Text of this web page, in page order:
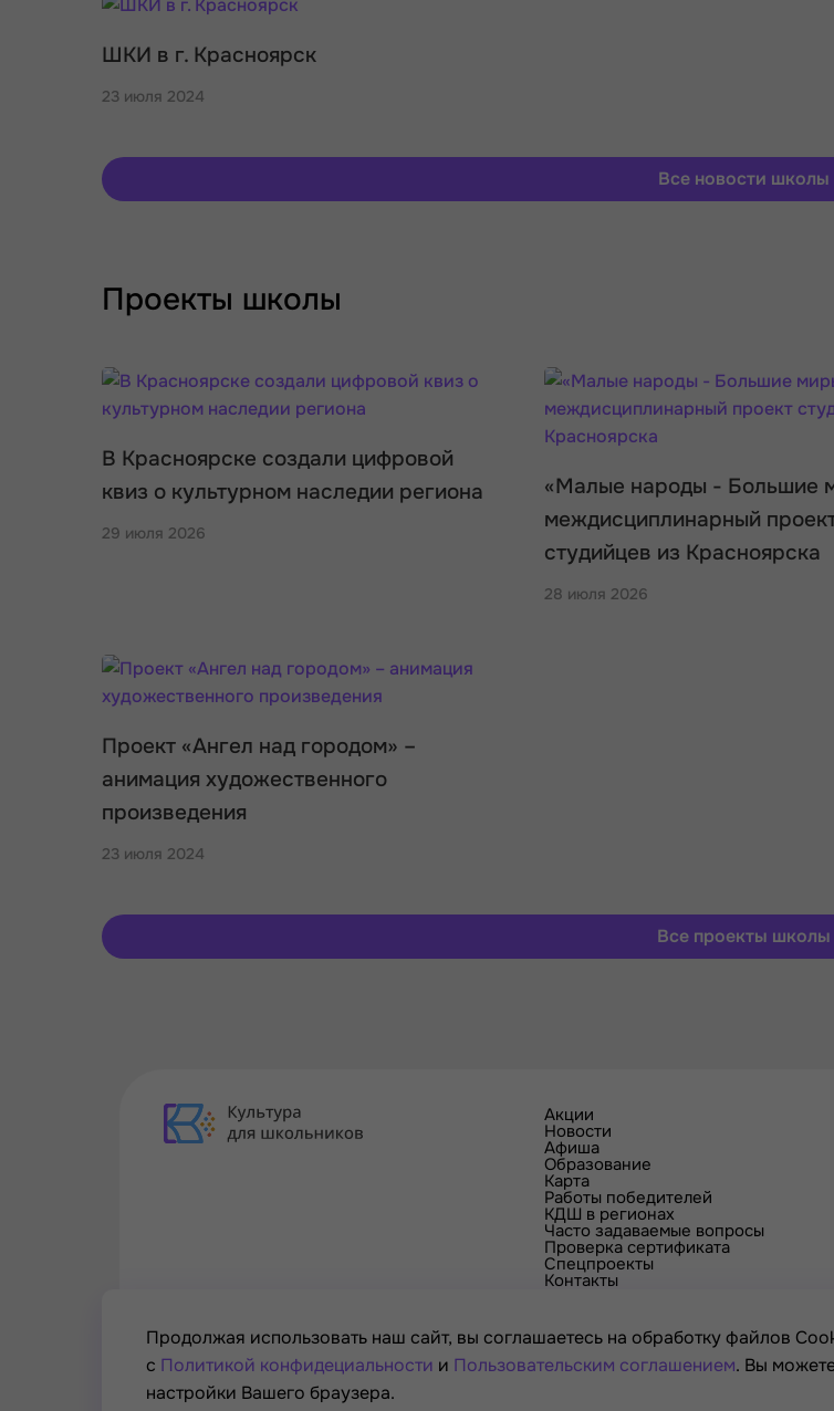
ШКИ в г. Красноярск
23 июля 2024
Все новости школы
Проекты школы
В Красноярске создали цифровой
квиз о культурном наследии региона
29 июля 2026
«Малые народы - Большие
междисциплинарный
студийцев из Красноярска
28 июля 2026
Проект «Ангел над городом» –
анимация художественного
произведения
23 июля 2024
Все проекты школы
Акции
Новости
Афиша
Образование
Карта
Работы победителей
КДШ в регионах
Часто задаваемые вопросы
Проверка сертификата
Спецпроекты
Контакты
Продолжая использовать наш сайт, вы соглашаетесь на обработку файлов
с Политикой конфидециальности и Пользовательским соглашением. Вы
настройки Вашего браузера.